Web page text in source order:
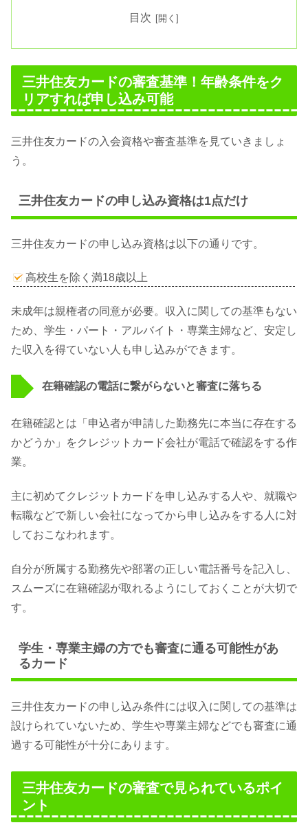
目次
三井住友カードの審査基準！年齢条件をク
リアすれば申し込み可能
三井住友カードの入会資格や審査基準を見ていきましょ
う。
三井住友カードの申し込み資格は1点だけ
三井住友カードの申し込み資格は以下の通りです。
高校生を除く満18歳以上
未成年は親権者の同意が必要。収入に関しての基準もない
ため、学生・パート・アルバイト・専業主婦など、安定し
た収入を得ていない人も申し込みができます。
在籍確認の電話に繋がらないと審査に落ちる
在籍確認とは「申込者が申請した勤務先に本当に存在する
かどうか」をクレジットカード会社が電話で確認をする作
業。
主に初めてクレジットカードを申し込みする人や、就職や
転職などで新しい会社になってから申し込みをする人に対
しておこなわれます。
自分が所属する勤務先や部署の正しい電話番号を記入し、
スムーズに在籍確認が取れるようにしておくことが大切で
す。
学生・専業主婦の方でも審査に通る可能性があ
るカード
三井住友カードの申し込み条件には収入に関しての基準は
設けられていないため、学生や専業主婦などでも審査に通
過する可能性が十分にあります。
三井住友カードの審査で見られているポイ
ント